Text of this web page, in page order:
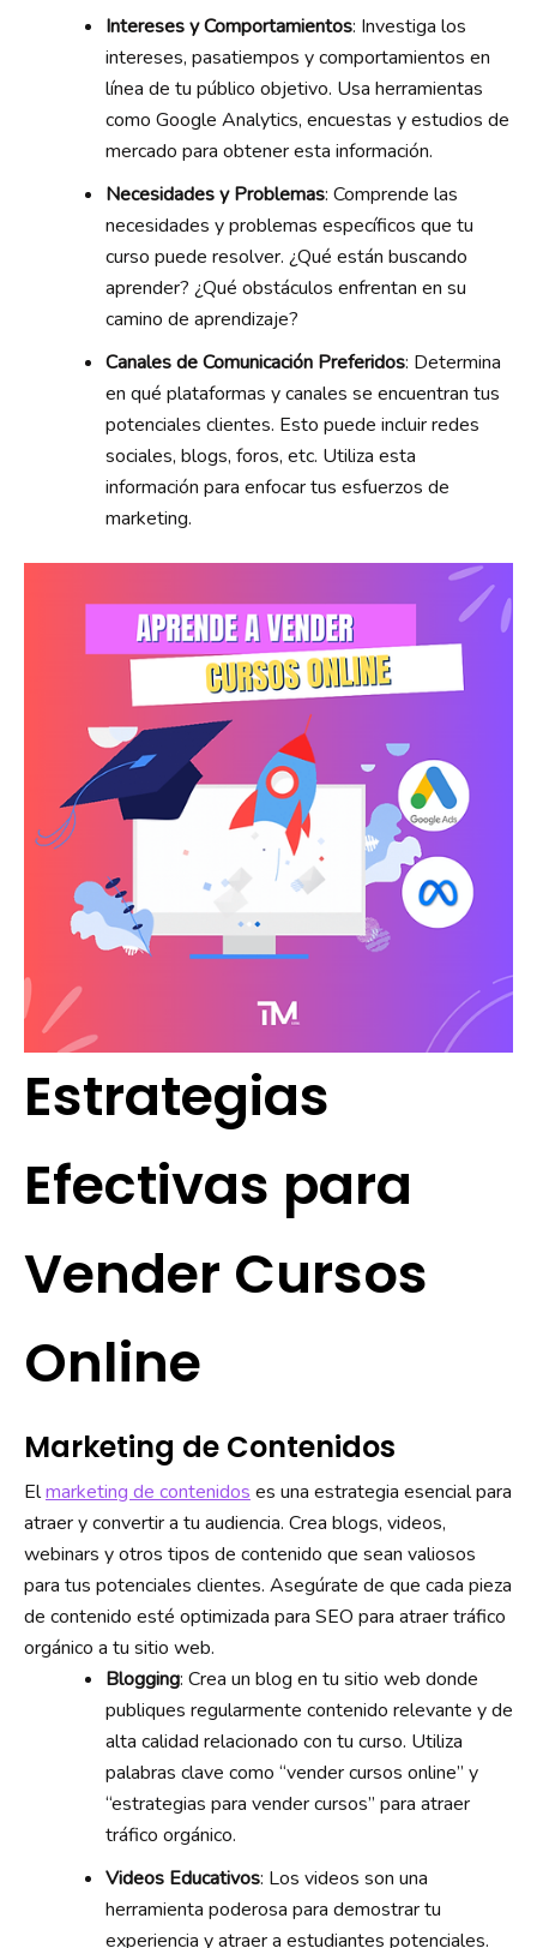
Intereses y Comportamientos: Investiga los
intereses, pasatiempos y comportamientos en
línea de tu público objetivo. Usa herramientas
como Google Analytics, encuestas y estudios de
mercado para obtener esta información.
Necesidades y Problemas: Comprende las
necesidades y problemas específicos que tu
curso puede resolver. ¿Qué están buscando
aprender? ¿Qué obstáculos enfrentan en su
camino de aprendizaje?
Canales de Comunicación Preferidos: Determina
en qué plataformas y canales se encuentran tus
potenciales clientes. Esto puede incluir redes
sociales, blogs, foros, etc. Utiliza esta
información para enfocar tus esfuerzos de
marketing.
Estrategias
Efectivas para
Vender Cursos
Online
Marketing de Contenidos
Elmarketing de contenidos es una estrategia esencial para
atraer y convertir a tu audiencia. Crea blogs, videos,
webinars y otros tipos de contenido que sean valiosos
para tus potenciales clientes. Asegúrate de que cada pieza
de contenido esté optimizada para SEO para atraer tráfico
orgánico a tu sitio web.
Blogging: Crea un blog en tu sitio web donde
publiques regularmente contenido relevante y de
alta calidad relacionado con tu curso. Utiliza
palabras clave como “vender cursos online” y
“estrategias para vender cursos” para atraer
tráfico orgánico.
Videos Educativos: Los videos son una
herramienta poderosa para demostrar tu
experiencia y atraer a estudiantes potenciales.